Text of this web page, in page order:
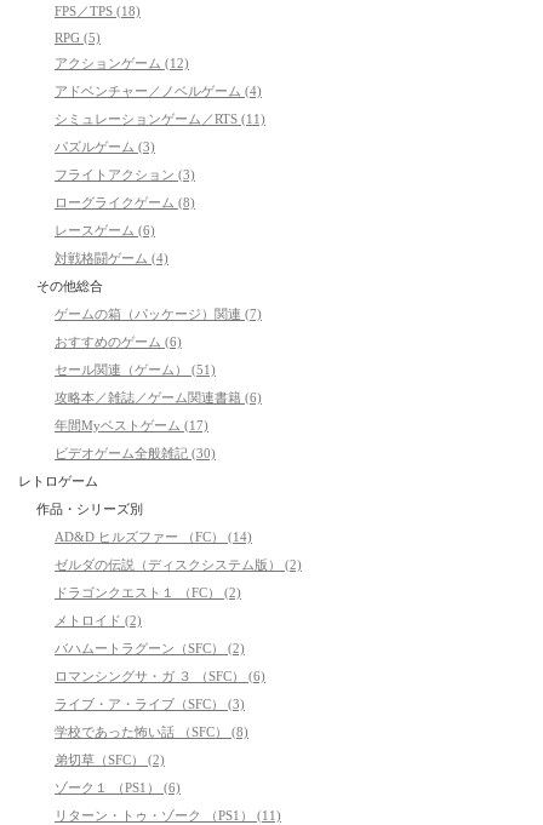
FPS／TPS (18)
RPG (5)
アクションゲーム (12)
アドベンチャー／ノベルゲーム (4)
シミュレーションゲーム／RTS (11)
パズルゲーム (3)
フライトアクション (3)
ローグライクゲーム (8)
レースゲーム (6)
対戦格闘ゲーム (4)
その他総合
ゲームの箱（パッケージ）関連 (7)
おすすめのゲーム (6)
セール関連（ゲーム） (51)
攻略本／雑誌／ゲーム関連書籍 (6)
年間Myベストゲーム (17)
ビデオゲーム全般雑記 (30)
レトロゲーム
作品・シリーズ別
AD&D ヒルズファー （FC） (14)
ゼルダの伝説（ディスクシステム版） (2)
ドラゴンクエスト１ （FC） (2)
メトロイド (2)
バハムートラグーン（SFC） (2)
ロマンシングサ・ガ ３ （SFC） (6)
ライブ・ア・ライブ（SFC） (3)
学校であった怖い話 （SFC） (8)
弟切草（SFC） (2)
ゾーク１ （PS1） (6)
リターン・トゥ・ゾーク （PS1） (11)